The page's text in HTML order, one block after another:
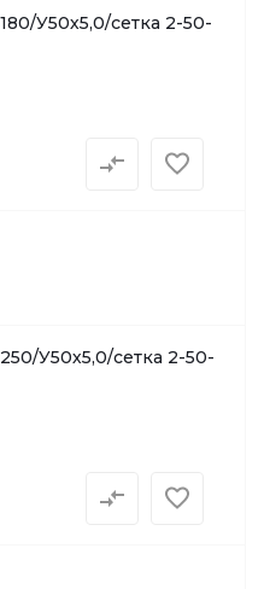
У50х5,0/сетка 2-50-
У50х5,0/сетка 2-50-